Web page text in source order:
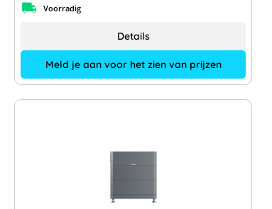
Voorradig
Meld je aan voor het zien van prijzen
Details